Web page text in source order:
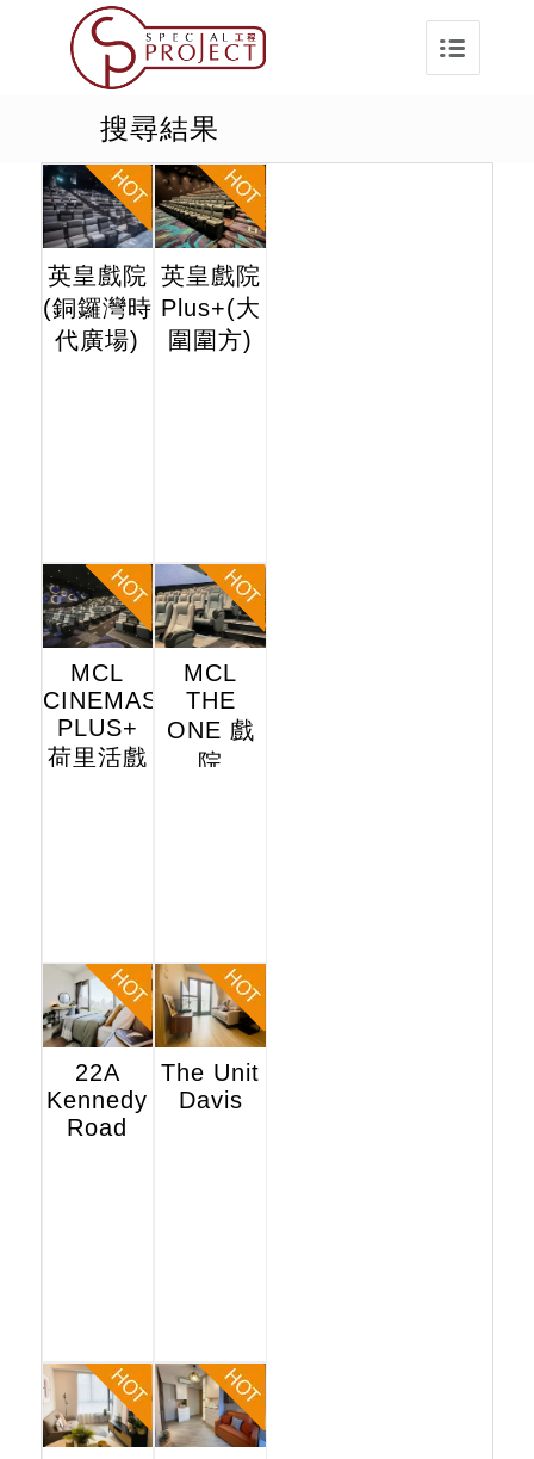
搜尋結果
英皇戲院
(銅鑼灣時
代廣場)
英皇戲院
Plus+(大
圍圍方)
MCL
CINEMAS
PLUS+
荷里活戲
MCL
THE
ONE 戲
院
22A
Kennedy
Road
The Unit
Davis